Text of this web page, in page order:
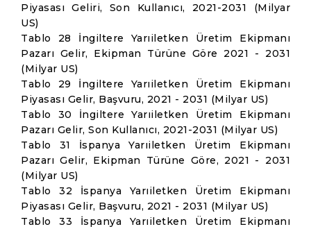
Piyasası Geliri, Son Kullanıcı, 2021-2031 (Milyar
US)
Tablo 28 İngiltere Yarıiletken Üretim Ekipmanı
Pazarı Gelir, Ekipman Türüne Göre 2021 - 2031
(Milyar US)
Tablo 29 İngiltere Yarıiletken Üretim Ekipmanı
Piyasası Gelir, Başvuru, 2021 - 2031 (Milyar US)
Tablo 30 İngiltere Yarıiletken Üretim Ekipmanı
Pazarı Gelir, Son Kullanıcı, 2021-2031 (Milyar US)
Tablo 31 İspanya Yarıiletken Üretim Ekipmanı
Pazarı Gelir, Ekipman Türüne Göre, 2021 - 2031
(Milyar US)
Tablo 32 İspanya Yarıiletken Üretim Ekipmanı
Piyasası Gelir, Başvuru, 2021 - 2031 (Milyar US)
Tablo 33 İspanya Yarıiletken Üretim Ekipmanı